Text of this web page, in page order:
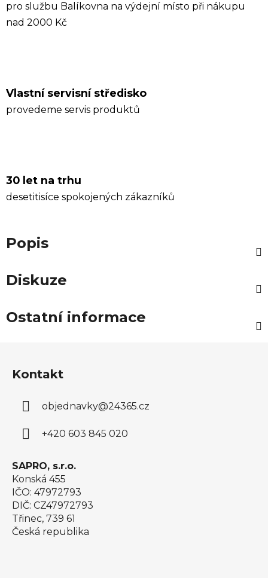
pro službu Balíkovna na výdejní místo při nákupu
nad 2000 Kč
Vlastní servisní středisko
provedeme servis produktů
30 let na trhu
desetitisíce spokojených zákazníků
Popis
Diskuze
Ostatní informace
Kontakt
objednavky@24365.cz
+420 603 845 020
SAPRO, s.r.o.
Konská 455
IČO: 47972793
DIČ: CZ47972793
Třinec, 739 61
Česká republika